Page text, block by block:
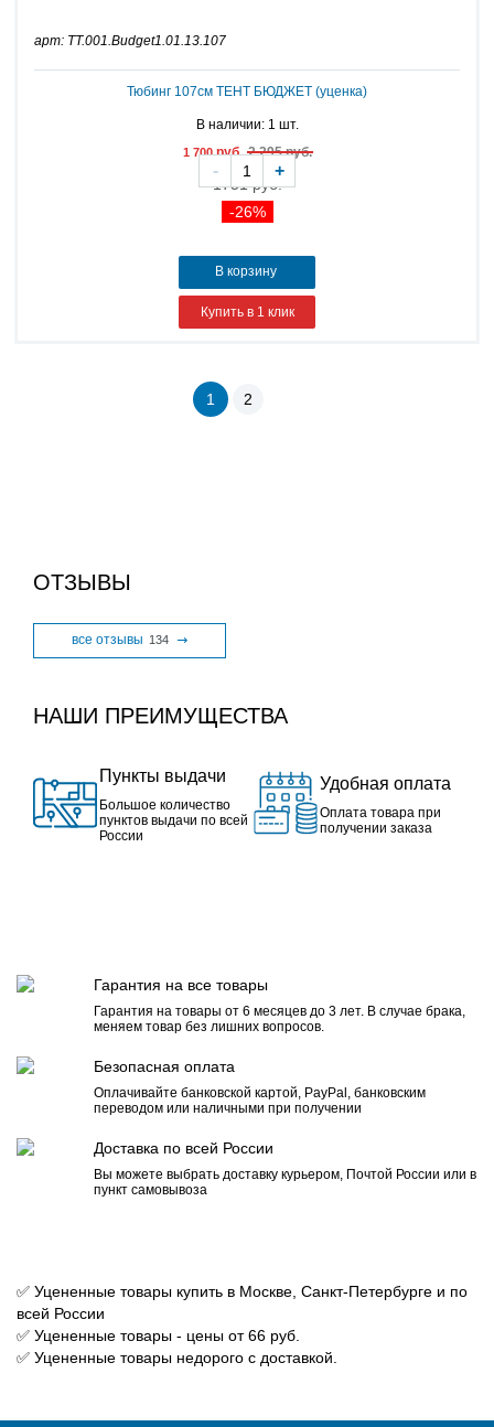
арт: TT.001.Budget1.01.13.107
Тюбинг 107см ТЕНТ БЮДЖЕТ (уценка)
В наличии: 1 шт.
1 700руб.2 295 руб.
1751 руб.
-26%
- +
В корзину
Купить в 1 клик
1 2
ОТЗЫВЫ
все отзывы 134
НАШИ ПРЕИМУЩЕСТВА
Пункты выдачи
Большое количество
пунктов выдачи по всей
России
Удобная оплата
Оплата товара при
получении заказа
Гарантия на все товары
Гарантия на товары от 6 месяцев до 3 лет. В случае брака,
меняем товар без лишних вопросов.
Безопасная оплата
Оплачивайте банковской картой, PayPal, банковским
переводом или наличными при получении
Доставка по всей России
Вы можете выбрать доставку курьером, Почтой России или в
пункт самовывоза
✅ Уцененные товары купить в Москве, Санкт-Петербурге и по
всей России
✅ Уцененные товары - цены от 66 руб.
✅ Уцененные товары недорого с доставкой.